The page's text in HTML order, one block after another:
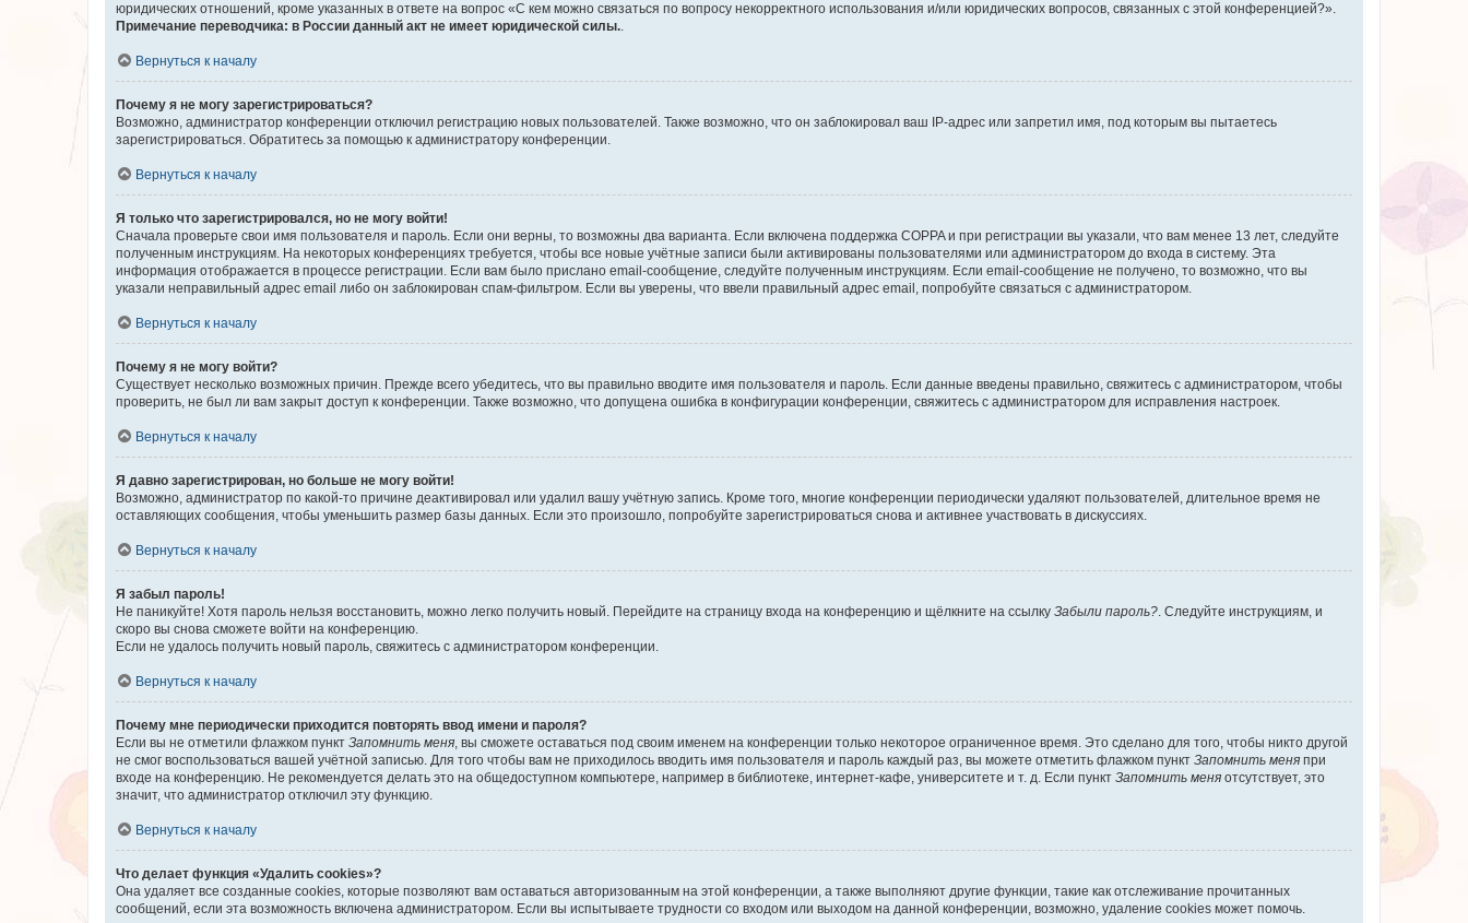
юридических отношений, кроме указанных в ответе на вопрос «С кем можно связаться по вопросу некорректного использования и/или юридических вопросов, связанных с этой конференцией?».
Примечание переводчика: в России данный акт не имеет юридической силы..
Вернуться к началу
Почему я не могу зарегистрироваться?
Возможно, администратор конференции отключил регистрацию новых пользователей. Также возможно, что он заблокировал ваш IP-адрес или запретил имя, под которым вы пытаетесь
зарегистрироваться. Обратитесь за помощью к администратору конференции.
Вернуться к началу
Я только что зарегистрировался, но не могу войти!
Сначала проверьте свои имя пользователя и пароль. Если они верны, то возможны два варианта. Если включена поддержка COPPA и при регистрации вы указали, что вам менее 13 лет, следуйте
полученным инструкциям. На некоторых конференциях требуется, чтобы все новые учётные записи были активированы пользователями или администратором до входа в систему. Эта
информация отображается в процессе регистрации. Если вам было прислано email-сообщение, следуйте полученным инструкциям. Если email-сообщение не получено, то возможно, что вы
указали неправильный адрес email либо он заблокирован спам-фильтром. Если вы уверены, что ввели правильный адрес email, попробуйте связаться с администратором.
Вернуться к началу
Почему я не могу войти?
Существует несколько возможных причин. Прежде всего убедитесь, что вы правильно вводите имя пользователя и пароль. Если данные введены правильно, свяжитесь с администратором, чтобы
проверить, не был ли вам закрыт доступ к конференции. Также возможно, что допущена ошибка в конфигурации конференции, свяжитесь с администратором для исправления настроек.
Вернуться к началу
Я давно зарегистрирован, но больше не могу войти!
Возможно, администратор по какой-то причине деактивировал или удалил вашу учётную запись. Кроме того, многие конференции периодически удаляют пользователей, длительное время не
оставляющих сообщения, чтобы уменьшить размер базы данных. Если это произошло, попробуйте зарегистрироваться снова и активнее участвовать в дискуссиях.
Вернуться к началу
Я забыл пароль!
Не паникуйте! Хотя пароль нельзя восстановить, можно легко получить новый. Перейдите на страницу входа на конференцию и щёлкните на ссылку Забыли пароль?. Следуйте инструкциям, и
скоро вы снова сможете войти на конференцию.
Если не удалось получить новый пароль, свяжитесь с администратором конференции.
Вернуться к началу
Почему мне периодически приходится повторять ввод имени и пароля?
Если вы не отметили флажком пункт Запомнить меня, вы сможете оставаться под своим именем на конференции только некоторое ограниченное время. Это сделано для того, чтобы никто другой
не смог воспользоваться вашей учётной записью. Для того чтобы вам не приходилось вводить имя пользователя и пароль каждый раз, вы можете отметить флажком пункт Запомнить меня при
входе на конференцию. Не рекомендуется делать это на общедоступном компьютере, например в библиотеке, интернет-кафе, университете и т. д. Если пункт Запомнить меня отсутствует, это
значит, что администратор отключил эту функцию.
Вернуться к началу
Что делает функция «Удалить cookies»?
Она удаляет все созданные cookies, которые позволяют вам оставаться авторизованным на этой конференции, а также выполняют другие функции, такие как отслеживание прочитанных
сообщений, если эта возможность включена администратором. Если вы испытываете трудности со входом или выходом на данной конференции, возможно, удаление cookies может помочь.